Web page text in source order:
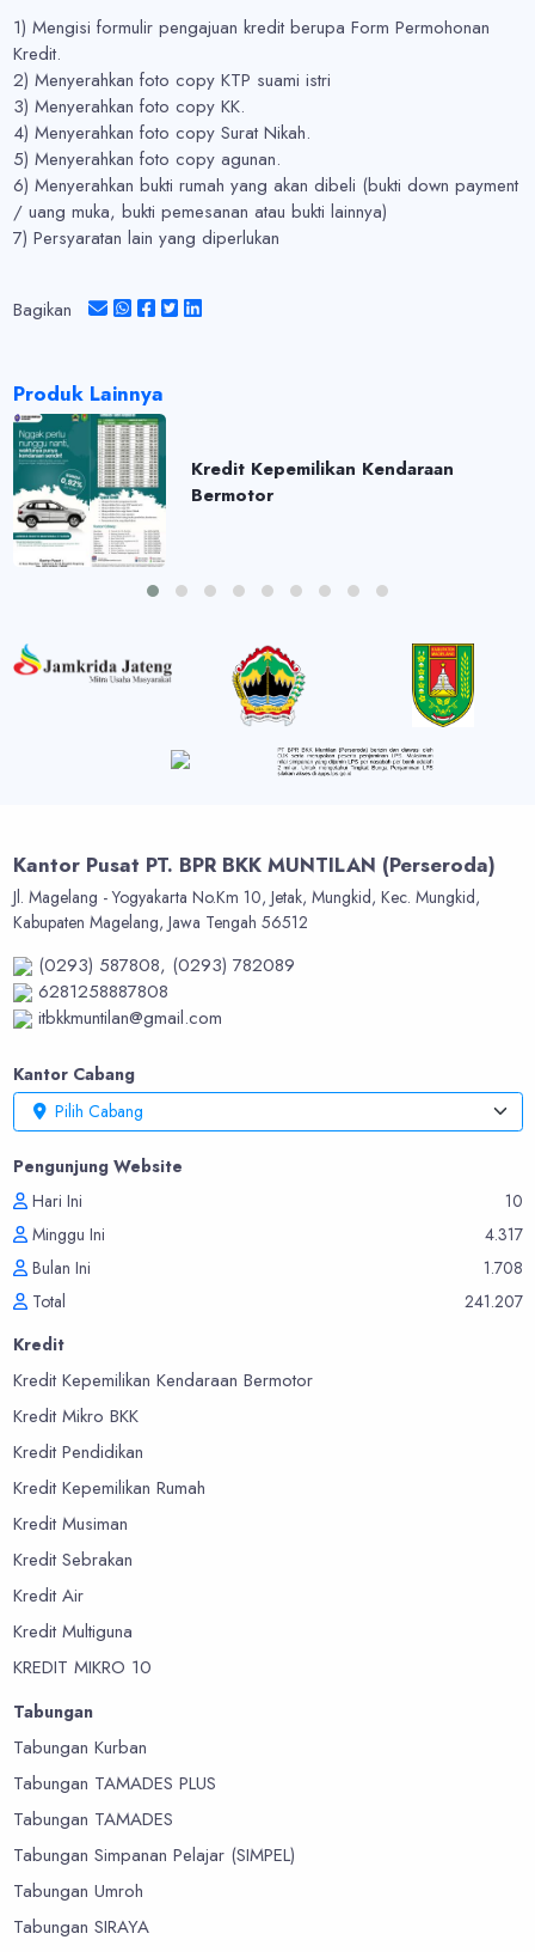
1) Mengisi formulir pengajuan kredit berupa Form Permohonan
Kredit.
2) Menyerahkan foto copy KTP suami istri
3) Menyerahkan foto copy KK.
4) Menyerahkan foto copy Surat Nikah.
5) Menyerahkan foto copy agunan.
6) Menyerahkan bukti rumah yang akan dibeli (bukti down payment
/ uang muka, bukti pemesanan atau bukti lainnya)
7) Persyaratan lain yang diperlukan
Bagikan
Produk Lainnya
Kredit Kepemilikan Kendaraan
Bermotor
Kantor Pusat PT. BPR BKK MUNTILAN (Perseroda)
Jl. Magelang - Yogyakarta No.Km 10, Jetak, Mungkid, Kec. Mungkid,
Kabupaten Magelang, Jawa Tengah 56512
(0293) 587808, (0293) 782089
6281258887808
itbkkmuntilan@gmail.com
Pengunjung Website
Hari Ini
10
Minggu Ini
4.317
Bulan Ini
1.708
Total
241.207
Kantor Cabang
Pilih Cabang
Kredit
Kredit Kepemilikan Kendaraan Bermotor
Kredit Mikro BKK
Kredit Pendidikan
Kredit Kepemilikan Rumah
Kredit Musiman
Kredit Sebrakan
Kredit Air
Kredit Multiguna
KREDIT MIKRO 10
Tabungan
Tabungan Kurban
Tabungan TAMADES PLUS
Tabungan TAMADES
Tabungan Simpanan Pelajar (SIMPEL)
Tabungan Umroh
Tabungan SIRAYA